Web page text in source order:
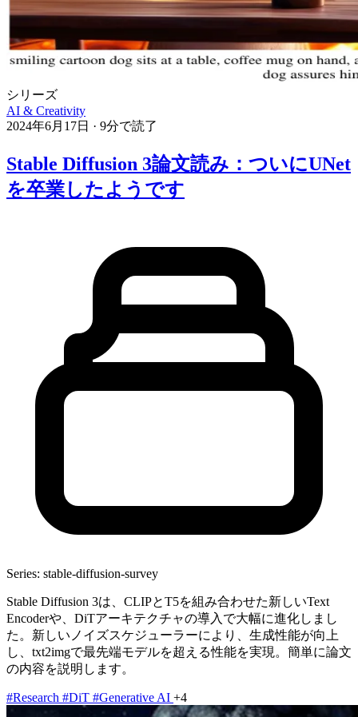
シリーズ
AI & Creativity
2024年6月17日 · 9分で読了
Stable Diffusion 3論文読み：ついにUNet
を卒業したようです
Series: stable-diffusion-survey
Stable Diffusion 3は、CLIPとT5を組み合わせた新しいText
Encoderや、DiTアーキテクチャの導入で大幅に進化しまし
た。新しいノイズスケジューラーにより、生成性能が向上
し、txt2imgで最先端モデルを超える性能を実現。簡単に論文
の内容を説明します。
#Research #DiT #Generative AI +4